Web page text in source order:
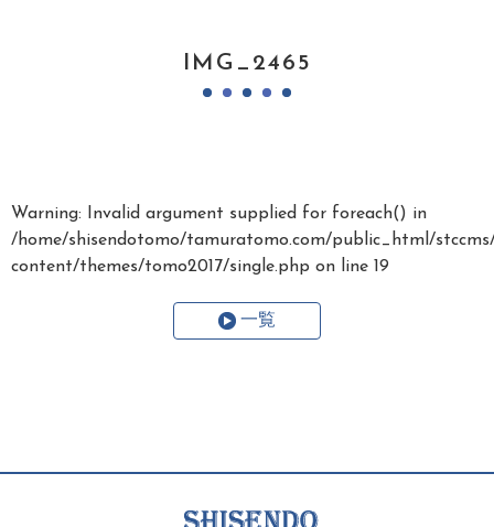
IMG_2465
Warning: Invalid argument supplied for foreach() in
/home/shisendotomo/tamuratomo.com/public_html/
content/themes/tomo2017/single.php on line 19
一覧